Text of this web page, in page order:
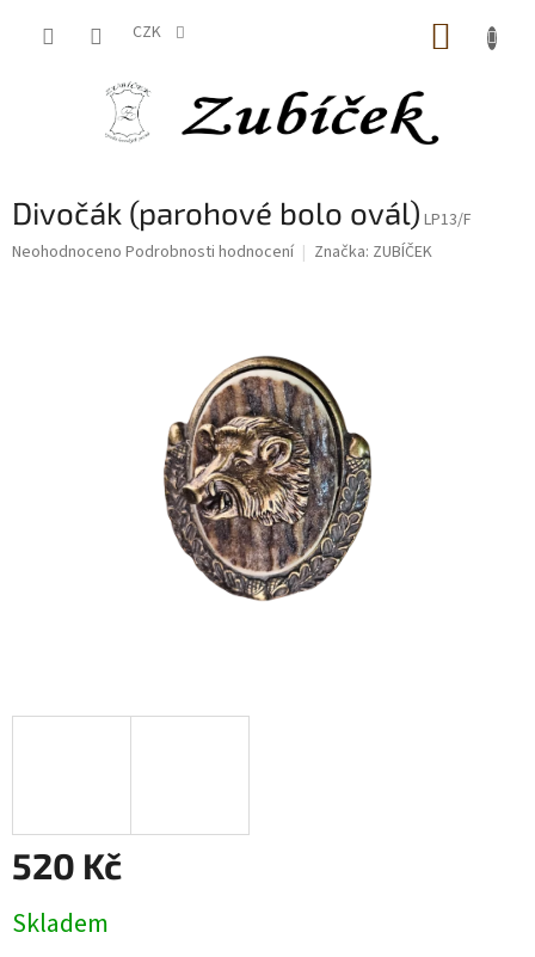
CZK
Divočák (parohové bolo ovál) LP13/F
Průměrné
Neohodnoceno Podrobnosti hodnocení Značka: ZUBÍČEK
520 Kč
cena:
Skladem